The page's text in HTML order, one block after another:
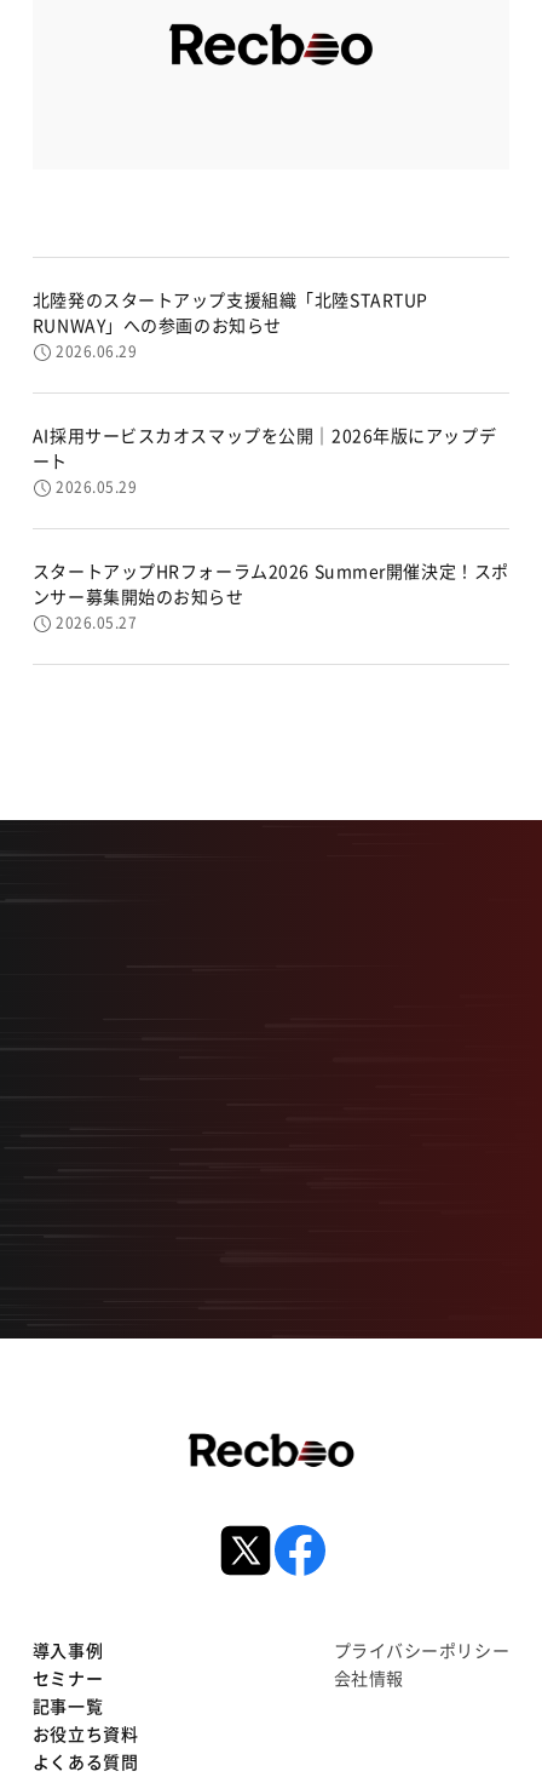
北陸発のスタートアップ支援組織「北陸STARTUP
RUNWAY」への参画のお知らせ
2026.06.29
AI採用サービスカオスマップを公開｜2026年版にアップデ
ート
2026.05.29
スタートアップHRフォーラム2026 Summer開催決定！スポ
ンサー募集開始のお知らせ
2026.05.27
導入事例
セミナー
記事一覧
お役立ち資料
よくある質問
プライバシーポリシー
会社情報